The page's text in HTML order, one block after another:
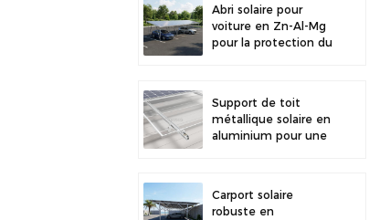
Abri solaire pour
voiture en Zn-Al-Mg
pour la protection du
solaire
Support de toit
métallique solaire en
aluminium pour une
panneaux
Carport solaire
robuste en